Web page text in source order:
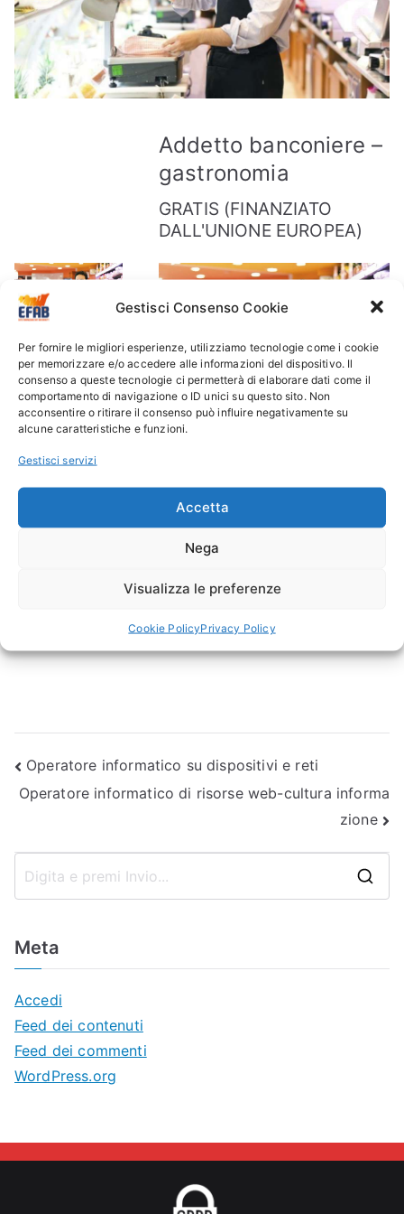
Gestisci Consenso Cookie
Per fornire le migliori esperienze, utilizziamo tecnologie come i cookie
per memorizzare e/o accedere alle informazioni del dispositivo. Il
consenso a queste tecnologie ci permetterà di elaborare dati come il
comportamento di navigazione o ID unici su questo sito. Non
acconsentire o ritirare il consenso può influire negativamente su
alcune caratteristiche e funzioni.
Gestisci servizi
Accetta
Nega
Visualizza le preferenze
Cookie PolicyPrivacy Policy
Addetto banconiere –
gastronomia
GRATIS (FINANZIATO
DALL'UNIONE EUROPEA)
Navigazione
articoli
Operatore informatico su dispositivi e reti
Operatore informatico di risorse web-cultura informa
zione
:
Meta
Accedi
Feed dei contenuti
Feed dei commenti
WordPress.org